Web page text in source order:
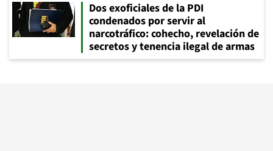
Dos exoficiales de la PDI
condenados por servir al
narcotráfico: cohecho, revelación de
secretos y tenencia ilegal de armas